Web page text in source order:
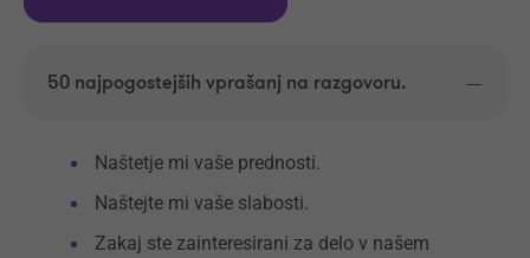
50 najpogostejših vprašanj na razgovoru.
Naštetje mi vaše prednosti.
Naštejte mi vaše slabosti.
Zakaj ste zainteresirani za delo v našem